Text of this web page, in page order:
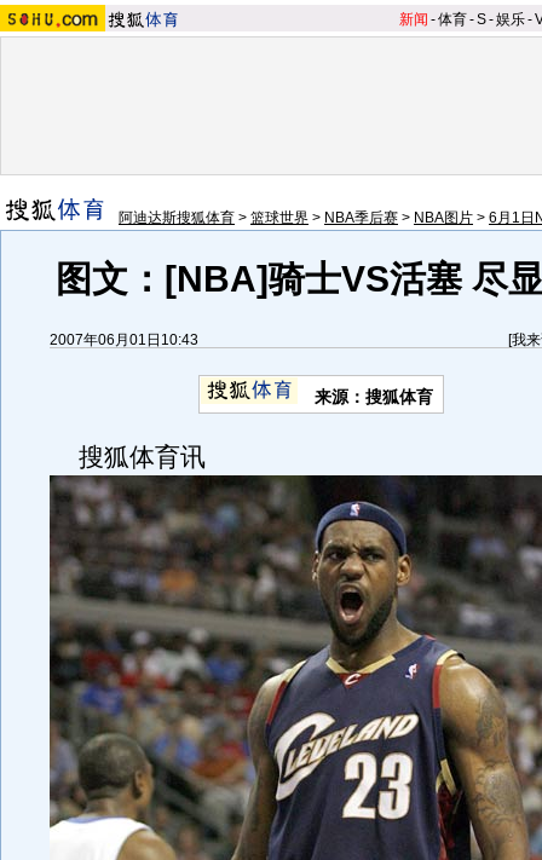
新闻 -体育-S-娱乐-
阿迪达斯搜狐体育 > 篮球世界 > NBA季后赛 > NBA图片 > 6月1日
图文：[NBA]骑士VS活塞 尽
2007年06月01日10:43 [我
来源：搜狐体育
搜狐体育讯